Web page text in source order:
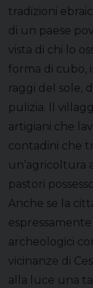
tradizioni
di un paese
vista di chi lo
forma di cubo,
raggi del sole,
pulizia. Il
artigiani che
contadini che
un’agricoltura
pastori
Anche se la
archeologici
vicinanze di
alla luce una